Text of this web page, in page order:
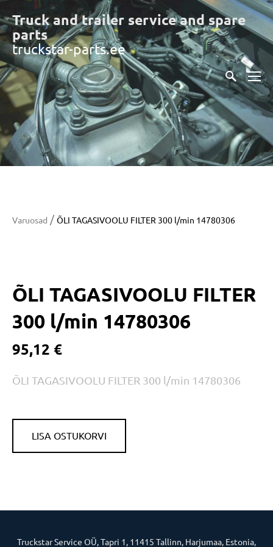
Truck and trailer service and spare
parts
truckstar-parts.ee
Varuosad / ÕLI TAGASIVOOLU FILTER 300 l/min 14780306
ÕLI TAGASIVOOLU FILTER
300 l/min 14780306
95,12 €
ÕLI TAGASIVOOLU FILTER 300 l/min 14780306
LISA OSTUKORVI
Truckstar Service OÜ, Tapri 1, 11415 Tallinn, Harjumaa, Estonia,